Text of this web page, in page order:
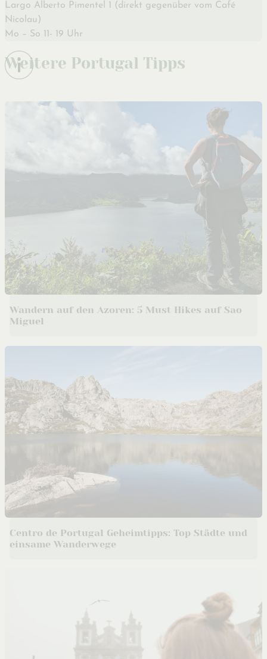
Largo Alberto Pimentel 1 (direkt gegenüber vom Café
Nicolau)
Mo – So 11- 19 Uhr
Weitere Portugal Tipps
Wandern auf den Azoren: 5 Must Hikes auf Sao
Miguel
Centro de Portugal Geheimtipps: Top Städte und
einsame Wanderwege